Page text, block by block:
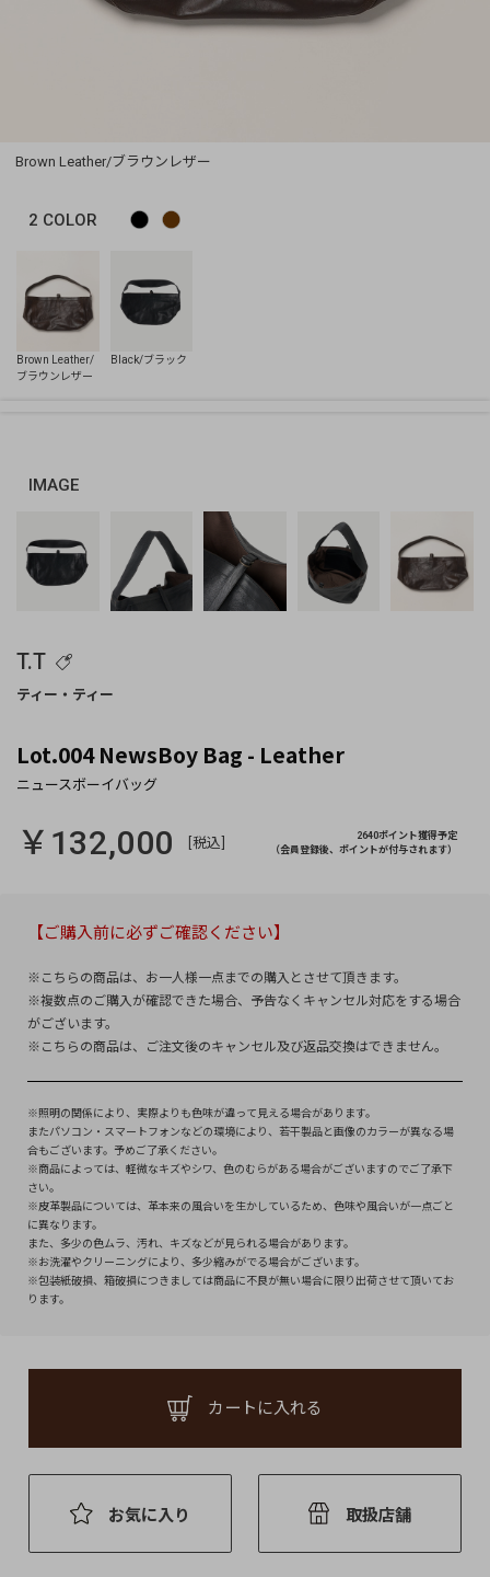
Brown Leather/ブラウンレザー
2 COLOR
IMAGE
T.T
Lot.004 NewsBoy Bag - Leather
￥132,000 [税込]
2640ポイント獲得予定
（会員登録後、ポイントが付与されます）
【ご購入前に必ずご確認ください】
※こちらの商品は、お一人様一点までの購入とさせて頂きます。
※複数点のご購入が確認できた場合、予告なくキャンセル対応をする場合
がございます。
※こちらの商品は、ご注文後のキャンセル及び返品交換はできません。
※照明の関係により、実際よりも色味が違って見える場合があります。
またパソコン・スマートフォンなどの環境により、若干製品と画像のカラーが異なる場
合もございます。予めご了承ください。
※商品によっては、軽微なキズやシワ、色のむらがある場合がございますのでご了承下
さい。
※皮革製品については、革本来の風合いを生かしているため、色味や風合いが一点ごと
に異なります。
また、多少の色ムラ、汚れ、キズなどが見られる場合があります。
※お洗濯やクリーニングにより、多少縮みがでる場合がございます。
※包装紙破損、箱破損につきましては商品に不良が無い場合に限り出荷させて頂いてお
ります。
カートに入れる
お気に入り 取扱店舗